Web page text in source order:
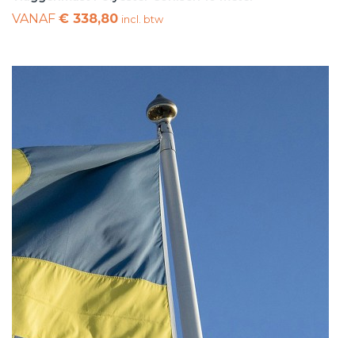
VANAF € 338,80 incl. btw